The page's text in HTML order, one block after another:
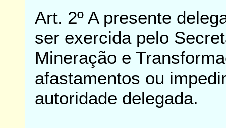
Art. 2º A presente
ser exercida pelo
Mineração e
afastamentos ou
autoridade delegada.